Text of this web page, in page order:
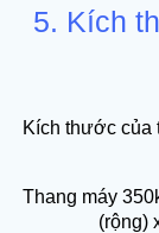
5. Kích
Kích thước của
Thang máy
(rộng)